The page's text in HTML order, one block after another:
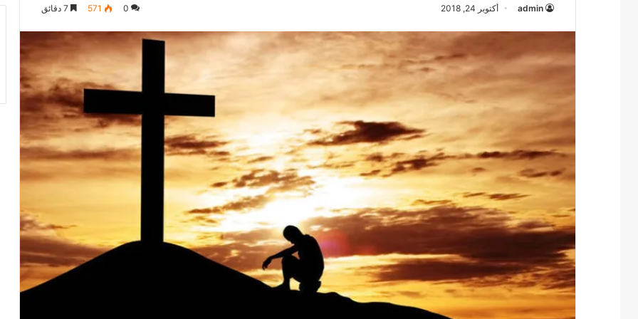
admin أكتوبر 24, 2018 0
571